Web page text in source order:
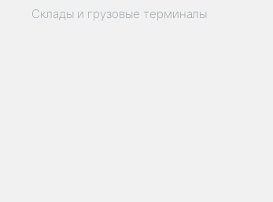
Склады и грузовые терминалы